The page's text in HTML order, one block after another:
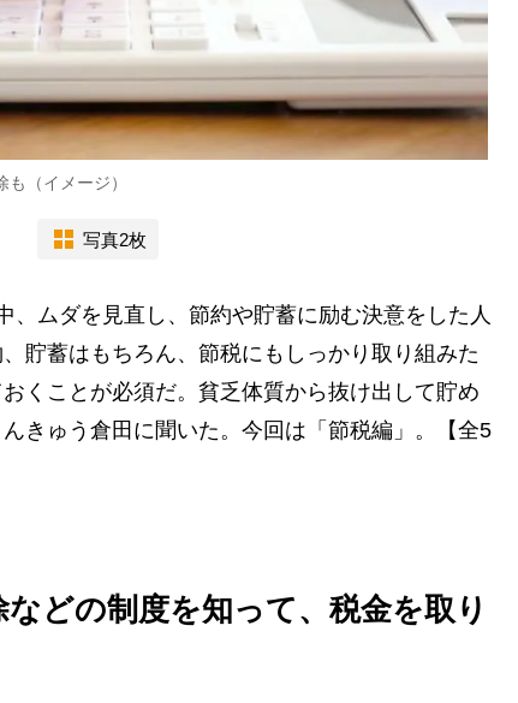
（イメージ）
写真2枚
ムダを見直し、節約や貯蓄に励む決意をした人
貯蓄はもちろん、節税にもしっかり取り組みた
くことが必須だ。貧乏体質から抜け出して貯め
きゅう倉田に聞いた。今回は「節税編」。【全5
などの制度を知って、税金を取り